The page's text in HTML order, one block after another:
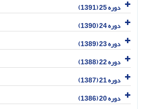
دوره 25 (1391)
دوره 24 (1390)
دوره 23 (1389)
دوره 22 (1388)
دوره 21 (1387)
دوره 20 (1386)